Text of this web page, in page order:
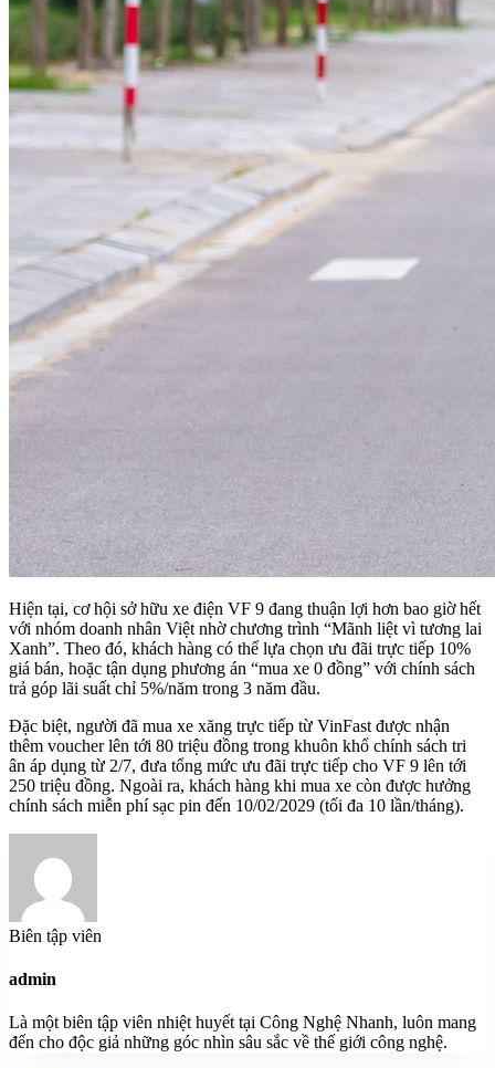
Hiện tại, cơ hội sở hữu xe điện VF 9 đang thuận lợi hơn bao giờ hết
với nhóm doanh nhân Việt nhờ chương trình “Mãnh liệt vì tương lai
Xanh”. Theo đó, khách hàng có thể lựa chọn ưu đãi trực tiếp 10%
giá bán, hoặc tận dụng phương án “mua xe 0 đồng” với chính sách
trả góp lãi suất chỉ 5%/năm trong 3 năm đầu.
Đặc biệt, người đã mua xe xăng trực tiếp từ VinFast được nhận
thêm voucher lên tới 80 triệu đồng trong khuôn khổ chính sách tri
ân áp dụng từ 2/7, đưa tổng mức ưu đãi trực tiếp cho VF 9 lên tới
250 triệu đồng. Ngoài ra, khách hàng khi mua xe còn được hưởng
chính sách miễn phí sạc pin đến 10/02/2029 (tối đa 10 lần/tháng).
Biên tập viên
admin
Là một biên tập viên nhiệt huyết tại Công Nghệ Nhanh, luôn mang
đến cho độc giả những góc nhìn sâu sắc về thế giới công nghệ.